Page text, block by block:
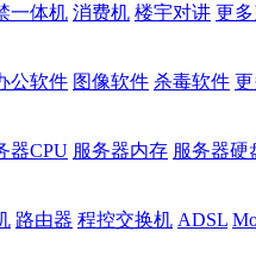
一体机 消费机 楼宇对讲 更
公软件 图像软件 杀毒软件
器CPU 服务器内存 服务器硬
路由器 程控交换机 ADSL